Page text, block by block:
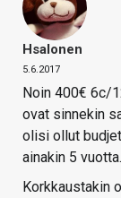
Hsalonen
5.6.2017
Noin 400€ 6c/
ovat sinnekin
olisi ollut
ainakin 5 vuotta.
Korkkaustakin